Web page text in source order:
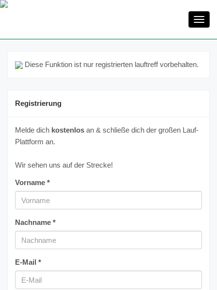
Diese Funktion ist nur registrierten lauftreff vorbehalten.
Registrierung
Melde dich kostenlos an & schließe dich der großen Lauf-
Plattform an.
Wir sehen uns auf der Strecke!
Vorname *
Nachname *
E-Mail *